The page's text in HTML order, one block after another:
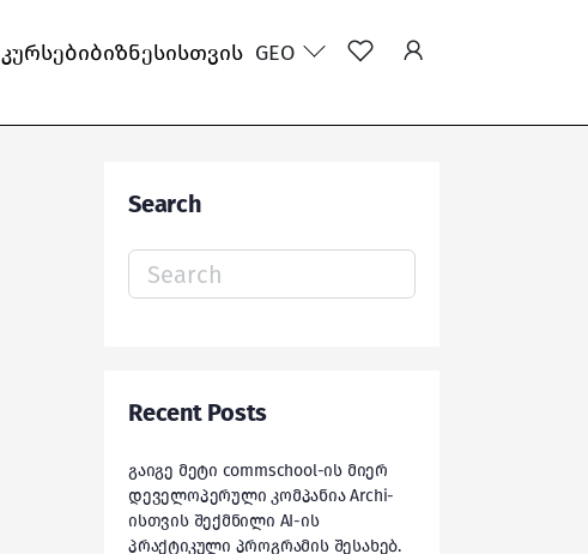
კურსებიბიზნესისთვის GEO
Search
Search
for:
Recent Posts
გაიგე მეტი commschool-ის მიერ
დეველოპერული კომპანია Archi-
ისთვის შექმნილი AI-ის
პრაქტიკული პროგრამის შესახებ.